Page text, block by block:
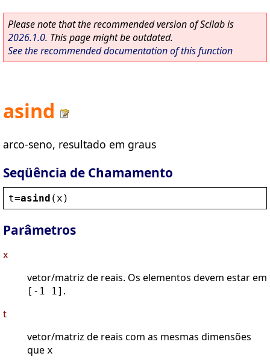
Please note that the recommended version of Scilab is
2026.1.0. This page might be outdated.
See the recommended documentation of this function
asind
arco-seno, resultado em graus
Seqüência de Chamamento
t=asind ( x )
Parâmetros
x
vetor/matriz de reais. Os elementos devem estar em
[-1 1] .
t
vetor/matriz de reais com as mesmas dimensões
que x